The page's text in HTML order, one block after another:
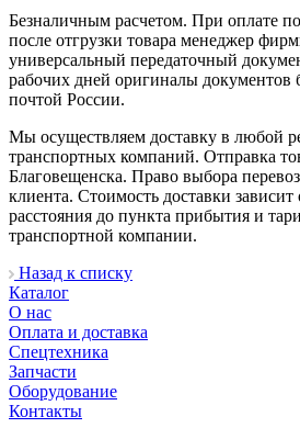
Безналичным расчетом. При оплате
после отгрузки товара менеджер
универсальный передаточный
рабочих дней оригиналы документов
почтой России.
Мы осуществляем доставку в любой
транспортных компаний. Отправка
Благовещенска. Право выбора
клиента. Стоимость доставки зависит
расстояния до пункта прибытия и
транспортной компании.
Назад к списку
Каталог
О нас
Оплата и доставка
Спецтехника
Запчасти
Оборудование
Контакты